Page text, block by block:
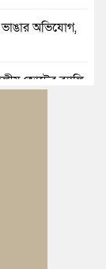
ভাঙার অভিযোগ,
জোটের র‍্যালি